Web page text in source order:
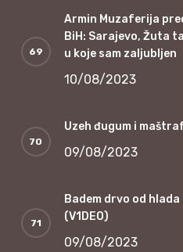
Armin Muzaferija
BiH: Sarajevo, Žuta
u koje sam zaljubljen
10/08/2023
Uzeh đugum i
09/08/2023
Badem drvo od
(V1DEO)
09/08/2023